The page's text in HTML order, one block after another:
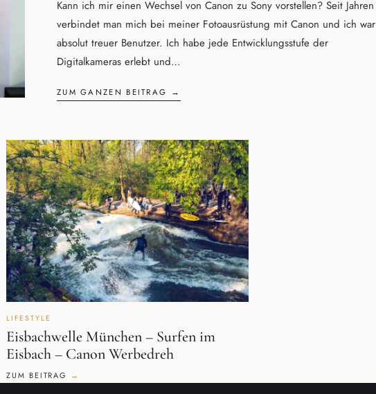
Kann ich mir einen Wechsel von Canon zu Sony vorstellen? Seit Jahren
verbindet man mich bei meiner Fotoausrüstung mit Canon und ich war
absolut treuer Benutzer. Ich habe jede Entwicklungsstufe der
Digitalkameras erlebt und…
ZUM GANZEN BEITRAG →
LIFESTYLE
Eisbachwelle München – Surfen im
Eisbach – Canon Werbedreh
ZUM BEITRAG